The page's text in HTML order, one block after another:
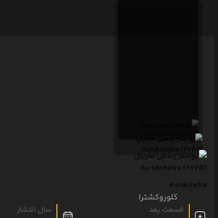
Kurukshetra
کلوروکشترا
قسمت بعد سال انتشار